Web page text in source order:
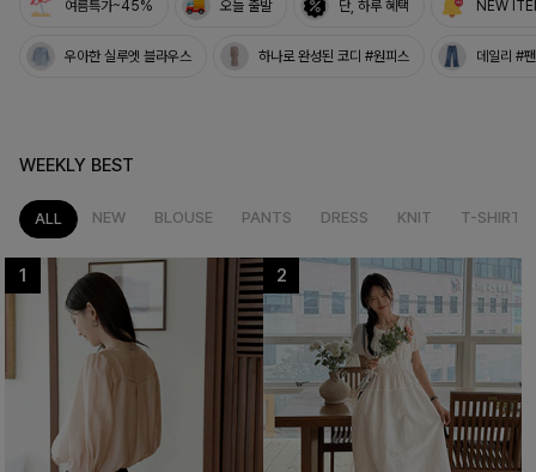
여름특가~45% 오늘 출발 단, 하루 혜택 NEW
우아한 실루엣 블라우스 하나로 완성된 코디 #원피스 데일리 #
WEEKLY BEST
ALL NEW BLOUSE PANTS DRESS KNIT T-SHIRT